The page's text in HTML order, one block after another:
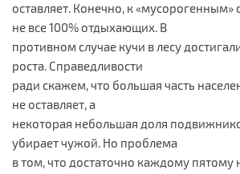
оставляет. Конечно, к «мусорогенным»
не все 100% отдыхающих. В
противном случае кучи в лесу
роста. Справедливости
ради скажем, что большая часть
не оставляет, а
некоторая небольшая доля
убирает чужой. Но проблема
в том, что достаточно каждому пятому